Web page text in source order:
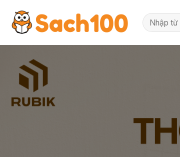
content